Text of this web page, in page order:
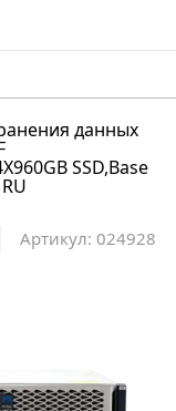
данных
SSD,Base
Артикул: 024928